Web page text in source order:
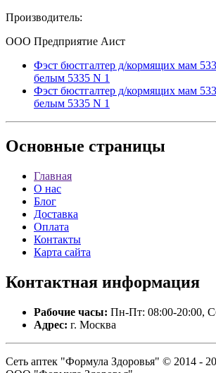
Производитель:
ООО Предприятие Аист
Фэст бюстгалтер д/кормящих мам
белым 5335 N 1
Фэст бюстгалтер д/кормящих мам
белым 5335 N 1
Основные страницы
Главная
О нас
Блог
Доставка
Оплата
Контакты
Карта сайта
Контактная информация
Рабочие часы: Пн-Пт: 08:00-20:00,
Адрес: г. Москва
Сеть аптек "Формула Здоровья" © 2014 -